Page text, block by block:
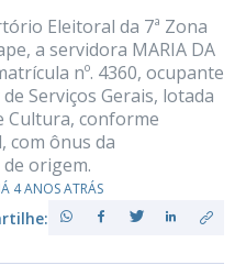
Eleitoral da 7ª Zona
a servidora MARIA DA
nº. 4360, ocupante
Serviços Gerais, lotada
Cultura, conforme
com ônus da
origem.
4 ANOS ATRÁS